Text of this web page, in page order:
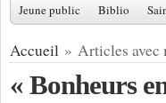
Jeune public Biblio
Accueil » Articles
« Bonheurs